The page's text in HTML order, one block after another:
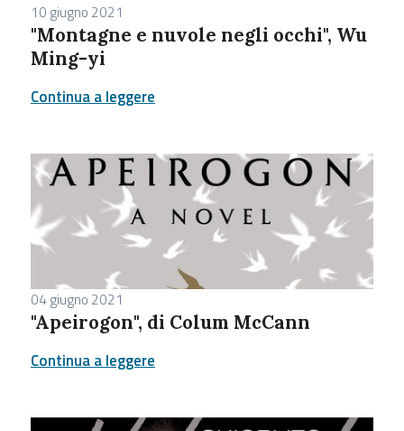
10 giugno 2021
"Montagne e nuvole negli occhi", Wu
Ming-yi
Continua a leggere
04 giugno 2021
"Apeirogon", di Colum McCann
Continua a leggere